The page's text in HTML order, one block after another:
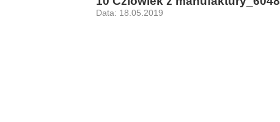
Data: 18.05.2019